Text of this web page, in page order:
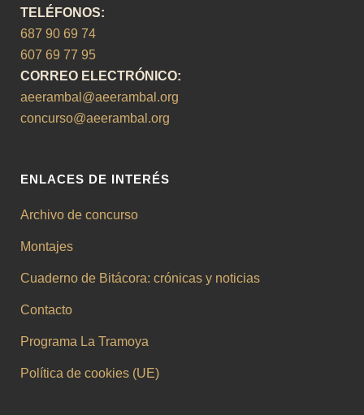
TELÉFONOS:
687 90 69 74
607 69 77 95
CORREO ELECTRÓNICO:
aeerambal@aeerambal.org
concurso@aeerambal.org
ENLACES DE INTERÉS
Archivo de concurso
Montajes
Cuaderno de Bitácora: crónicas y noticias
Contacto
Programa La Tramoya
Política de cookies (UE)